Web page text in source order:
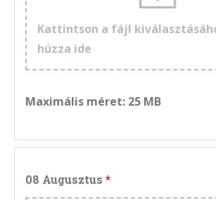
Kattintson a fájl
húzza ide
Maximális méret: 25 MB
08 Augusztus